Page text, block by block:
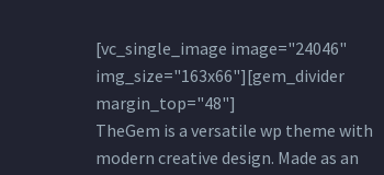
[vc_single_image image="24046"
img_size="163x66"][gem_divider
margin_top="48"]
TheGem is a versatile wp theme with
modern creative design. Made as an